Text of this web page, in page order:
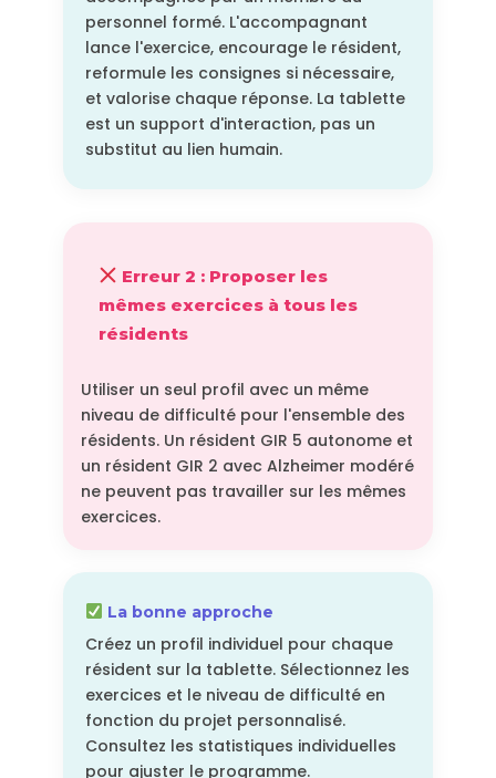
personnel formé. L'accompagnant
lance l'exercice, encourage le résident,
reformule les consignes si nécessaire,
et valorise chaque réponse. La tablette
est un support d'interaction, pas un
substitut au lien humain.
Erreur 2 : Proposer les
mêmes exercices à tous les
résidents
Utiliser un seul profil avec un même
niveau de difficulté pour l'ensemble des
résidents. Un résident GIR 5 autonome et
un résident GIR 2 avec Alzheimer modéré
ne peuvent pas travailler sur les mêmes
exercices.
La bonne approche
Créez un profil individuel pour chaque
résident sur la tablette. Sélectionnez les
exercices et le niveau de difficulté en
fonction du projet personnalisé.
Consultez les statistiques individuelles
pour ajuster le programme.